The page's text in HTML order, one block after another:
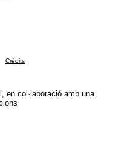
Crèdits
en col·laboració amb una